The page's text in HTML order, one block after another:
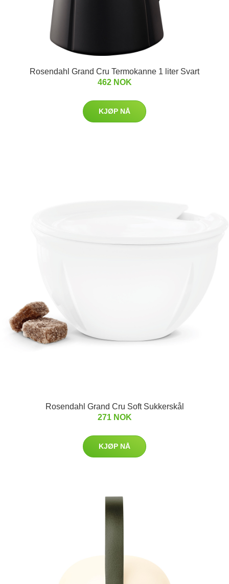
Rosendahl Grand Cru Termokanne 1 liter Svart
462 NOK
KJØP NÅ
Rosendahl Grand Cru Soft Sukkerskål
271 NOK
KJØP NÅ